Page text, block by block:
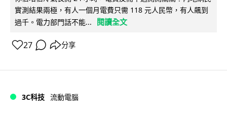
實測結果兩極，有人一個月電費只需 118 元人民幣，有人飆到
過千。電力部門話不能...
閱讀全文
27 分享
3C科技 流動電腦